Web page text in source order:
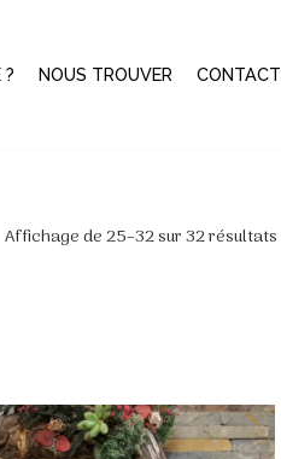
? NOUS TROUVER CONTACT
Affichage de 25–32 sur 32 résultats